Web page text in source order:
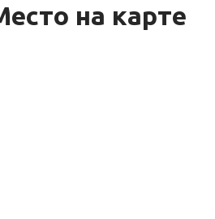
на карте